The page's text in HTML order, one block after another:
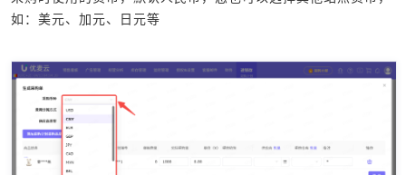
如：美元、加元、日元等